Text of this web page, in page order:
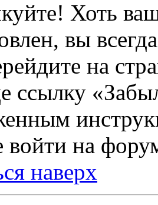
Хоть
вы
на
ссылку
войти на
наверх